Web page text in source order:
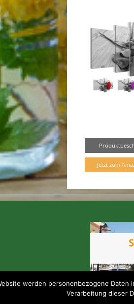
Jetzt zum
werden personenbezogene
Verarbeitung dieser